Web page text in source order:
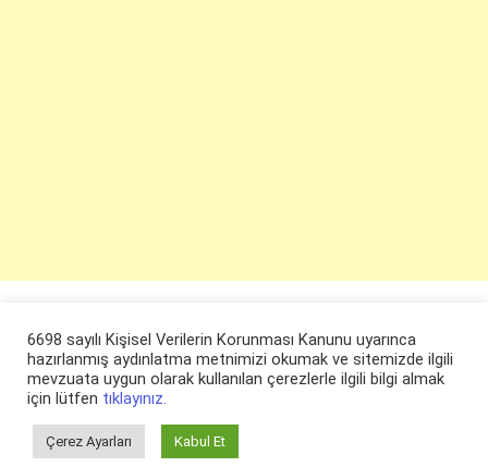
© ruyaevi.com 2022
6698 sayılı Kişisel Verilerin Korunması Kanunu uyarınca
hazırlanmış aydınlatma metnimizi okumak ve sitemizde ilgili
mevzuata uygun olarak kullanılan çerezlerle ilgili bilgi almak
için lütfen tıklayınız.
Çerez Ayarları Kabul Et